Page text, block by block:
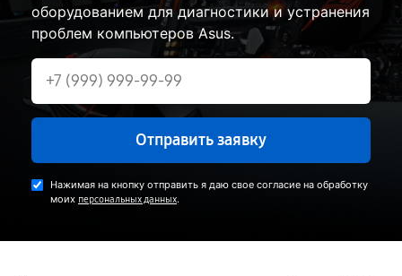
оборудованием для диагностики и устранения
проблем компьютеров Asus.
Отправить заявку
Нажимая на кнопку отправить я даю свое согласие на обработку
моих персональных данных.